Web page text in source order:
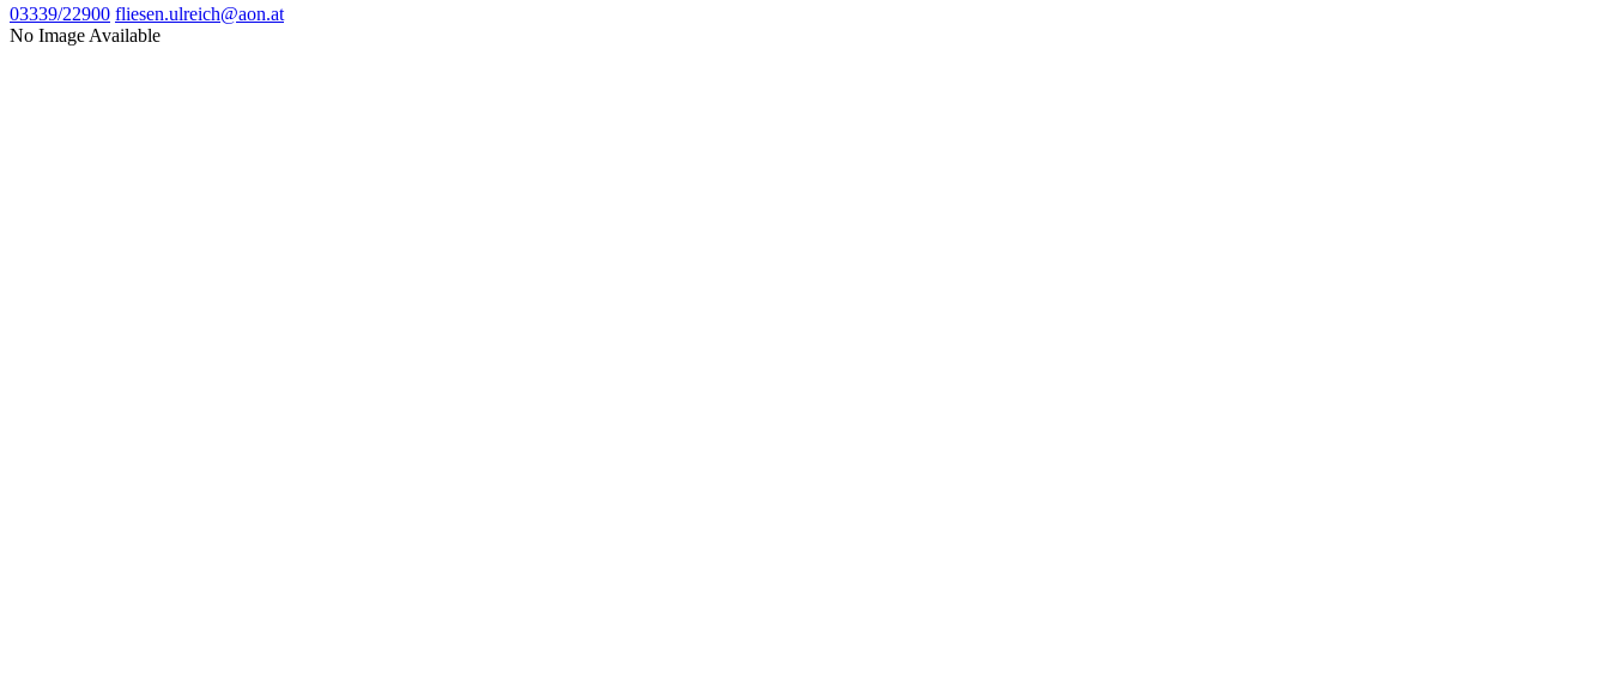
03339/22900 fliesen.ulreich@aon.at
No Image Available